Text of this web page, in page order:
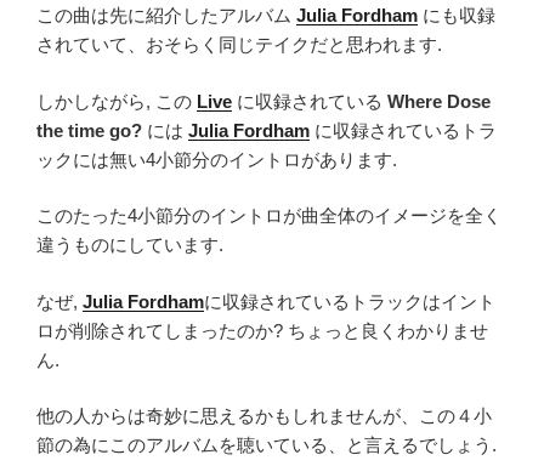
この曲は先に紹介したアルバム Julia Fordham にも収録
されていて、おそらく同じテイクだと思われます.
しかしながら, この Live に収録されている Where Dose
the time go? には Julia Fordham に収録されているトラ
ックには無い4小節分のイントロがあります.
このたった4小節分のイントロが曲全体のイメージを全く
違うものにしています.
なぜ, Julia Fordhamに収録されているトラックはイント
ロが削除されてしまったのか? ちょっと良くわかりませ
ん.
他の人からは奇妙に思えるかもしれませんが、この４小
節の為にこのアルバムを聴いている、と言えるでしょう.